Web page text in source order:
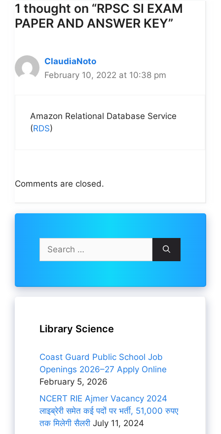
1 thought on “RPSC SI EXAM
PAPER AND ANSWER KEY”
ClaudiaNoto
February 10, 2022 at 10:38 pm
Amazon Relational Database Service
(RDS)
Comments are closed.
Search
for:
Library Science
Coast Guard Public School Job
Openings 2026–27 Apply Online
February 5, 2026
NCERT RIE Ajmer Vacancy 2024
लाइब्रेरी समेत कई पदों पर भर्ती, 51,000 रुपए
तक मिलेगी सैलरी July 11, 2024